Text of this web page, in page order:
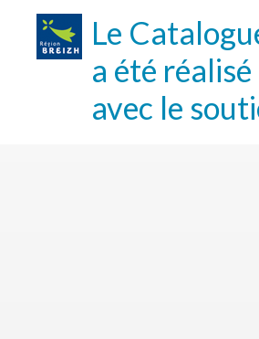
Le
a été réalisé
avec le